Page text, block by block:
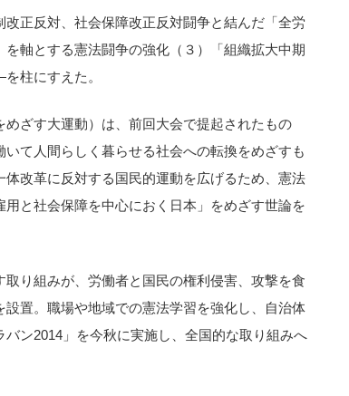
正反対、社会保障改正反対闘争と結んだ「全労
軸とする憲法闘争の強化（３）「組織拡大中期
柱にすえた。
ざす大運動）は、前回大会で提起されたもの
て人間らしく暮らせる社会への転換をめざすも
改革に反対する国民的運動を広げるため、憲法
と社会保障を中心におく日本」をめざす世論を
り組みが、労働者と国民の権利侵害、攻撃を食
置。職場や地域での憲法学習を強化し、自治体
ン2014」を今秋に実施し、全国的な取り組みへ